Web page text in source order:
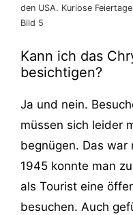
den USA. Kuriose
Bild 5
Kann ich das
besichtigen?
Ja und nein.
müssen sich leider
begnügen. Das war
1945 konnte man
als Tourist eine
besuchen. Auch